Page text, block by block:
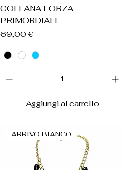
Vista rapida
COLLANA FORZA
PRIMORDIALE
Prezzo
69,00 €
Aggiungi al carrello
ARRIVO BIANCO